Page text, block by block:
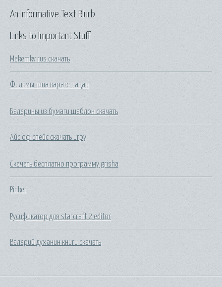
Links to Important Stuff
Makemkv rus скачать
Фильмы типа карате пацан
Балерины из бумаги шаблон скачать
Айс оф спейс скачать игру
Скачать бесплатно программу grisha
Pinker
Русификатор для starcraft 2 editor
Валерий духанин книги скачать
An Informative Text Blurb